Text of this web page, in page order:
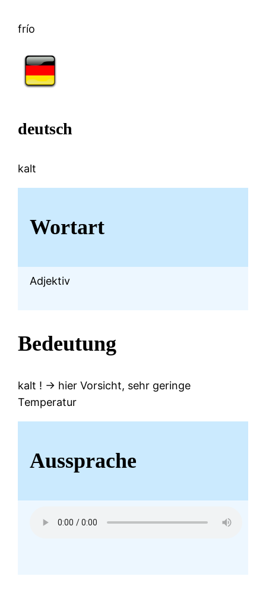
frío
deutsch
kalt
Wortart
Adjektiv
Bedeutung
kalt ! -> hier Vorsicht, sehr geringe
Temperatur
Aussprache